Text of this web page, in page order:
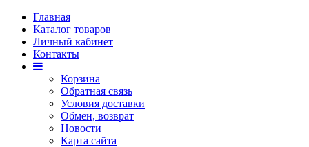
Главная
Каталог товаров
Личный кабинет
Контакты
Корзина
Обратная связь
Условия доставки
Обмен, возврат
Новости
Карта сайта